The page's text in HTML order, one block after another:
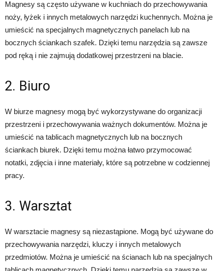
Magnesy są często używane w kuchniach do przechowywania
noży, łyżek i innych metalowych narzędzi kuchennych. Można je
umieścić na specjalnych magnetycznych panelach lub na
bocznych ściankach szafek. Dzięki temu narzędzia są zawsze
pod ręką i nie zajmują dodatkowej przestrzeni na blacie.
2. Biuro
W biurze magnesy mogą być wykorzystywane do organizacji
przestrzeni i przechowywania ważnych dokumentów. Można je
umieścić na tablicach magnetycznych lub na bocznych
ściankach biurek. Dzięki temu można łatwo przymocować
notatki, zdjęcia i inne materiały, które są potrzebne w codziennej
pracy.
3. Warsztat
W warsztacie magnesy są niezastąpione. Mogą być używane do
przechowywania narzędzi, kluczy i innych metalowych
przedmiotów. Można je umieścić na ścianach lub na specjalnych